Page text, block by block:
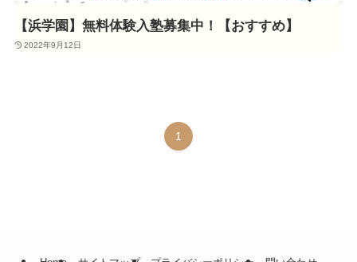
【浜学園】無料体験入塾募集中！【おすすめ】
2022年9月12日
1